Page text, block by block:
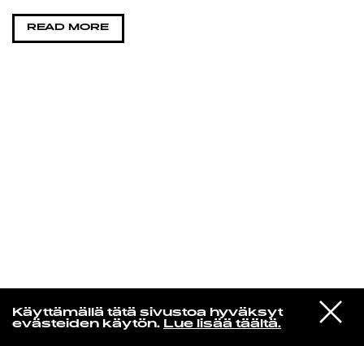
Käyttämällä tätä sivustoa hyväksyt
evästeiden käytön. Lue lisää täältä.
VIESTI
STUDIOON
Laura Friman
KIRJAUDU SISÄÄN
READ MORE